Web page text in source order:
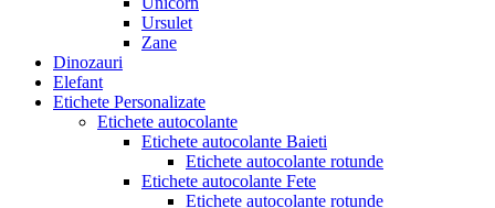
Ursulet
Zane
Dinozauri
Elefant
Etichete Personalizate
Etichete autocolante
Etichete autocolante Baieti
Etichete autocolante rotunde
Etichete autocolante Fete
Etichete autocolante rotunde